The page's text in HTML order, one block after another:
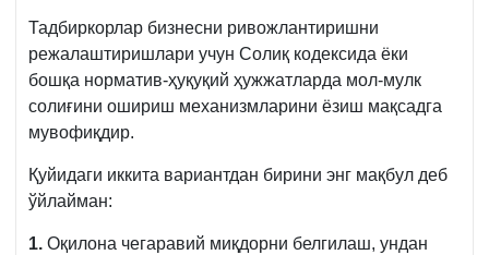
Тадбиркорлар бизнесни ривожлантиришни
режалаштиришлари учун Солиқ кодексида ёки
бошқа норматив-ҳуқуқий ҳужжатларда мол-мулк
солиғини ошириш механизмларини ёзиш мақсадга
мувофиқдир.
Қуйидаги иккита вариантдан бирини энг мақбул деб
ўйлайман:
1. Оқилона чегаравий миқдорни белгилаш, ундан